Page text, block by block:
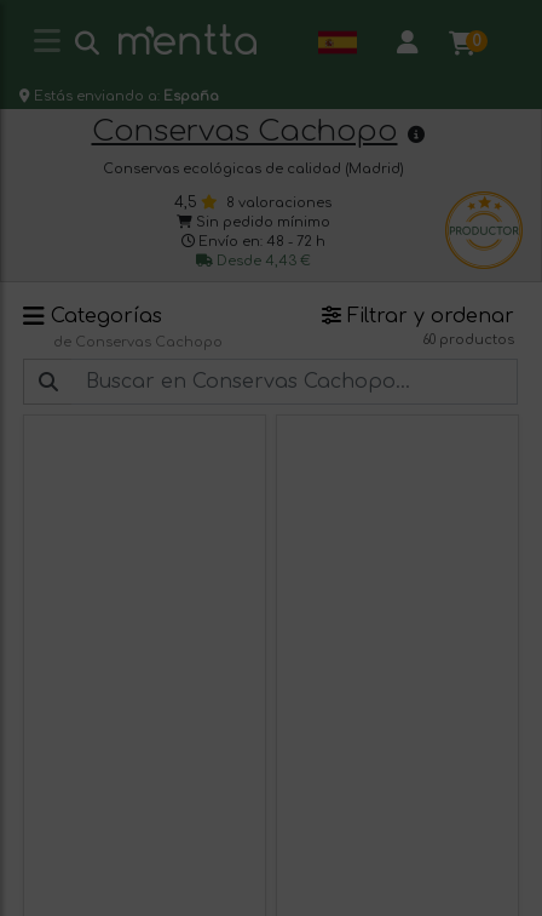
0
Estás enviando a: España
Conservas Cachopo
Conservas ecológicas de calidad (Madrid)
4,5
8 valoraciones
Sin pedido mínimo
Envío en: 48 - 72 h
Desde 4,43 €
Categorías
de Conservas Cachopo
Filtrar y ordenar
60 productos